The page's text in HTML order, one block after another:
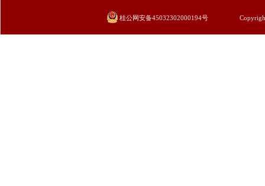
桂公网安备45032302000194号